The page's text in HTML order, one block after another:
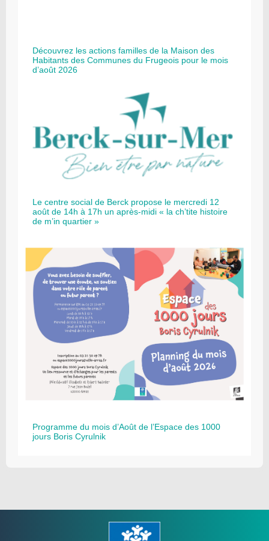
Découvrez les actions familles de la Maison des
Habitants des Communes du Frugeois pour le mois
d’août 2026
Le centre social de Berck propose le mercredi 12
août de 14h à 17h un après-midi « la ch’tite histoire
de m’in quartier »
Programme du mois d’Août de l’Espace des 1000
jours Boris Cyrulnik